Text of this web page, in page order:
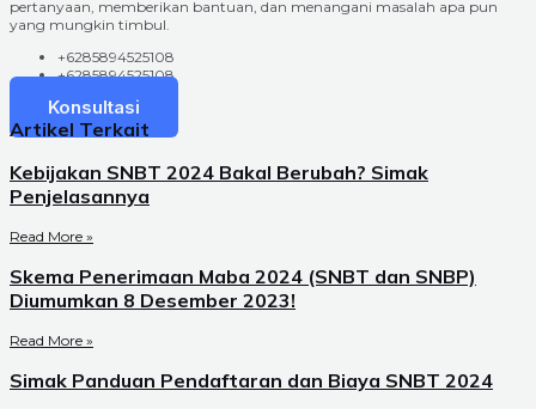
pertanyaan, memberikan bantuan, dan menangani masalah apa pun
yang mungkin timbul.
+6285894525108
+6285894525108
Konsultasi
Artikel Terkait
Kebijakan SNBT 2024 Bakal Berubah? Simak
Penjelasannya
Read More »
Skema Penerimaan Maba 2024 (SNBT dan SNBP)
Diumumkan 8 Desember 2023!
Read More »
Simak Panduan Pendaftaran dan Biaya SNBT 2024